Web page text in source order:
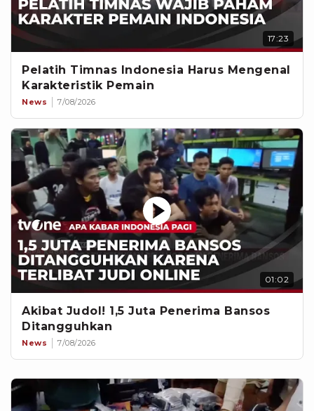
17:23
Pelatih Timnas Indonesia Harus Mengenal
Karakteristik Pemain
News 7/08/2026
01:02
Akibat Judol! 1,5 Juta Penerima Bansos
Ditangguhkan
News 7/08/2026